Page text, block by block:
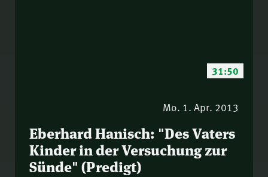
31:50
Mo. 1. Apr. 2013
Eberhard Hanisch: "Des Vaters
Kinder in der Versuchung zur
Sünde" (Predigt)